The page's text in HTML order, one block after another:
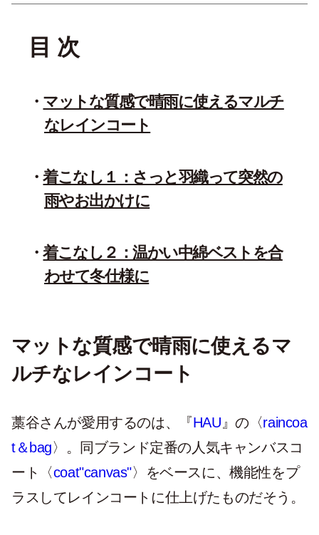
目 次
マットな質感で晴雨に使えるマルチ
なレインコート
着こなし１：さっと羽織って突然の
雨やお出かけに
着こなし２：温かい中綿ベストを合
わせて冬仕様に
マットな質感で晴雨に使えるマ
ルチなレインコート
藁谷さんが愛用するのは、『HAU』の〈raincoa
t＆bag〉。同ブランド定番の人気キャンバスコ
ート〈coat"canvas"〉をベースに、機能性をプ
ラスしてレインコートに仕上げたものだそう。